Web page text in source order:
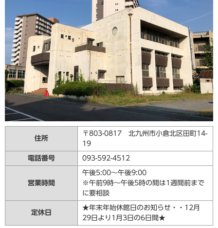
住所
〒803-0817 北九州市小倉北区田町14-
19
電話番号 093-592-4512
営業時間
午後5:00〜午後9:00
※午前9時～午後5時の間は1週間前まで
に要相談
定休日
★年末年始休館日のお知らせ・・12月
29日より1月3日の6日間★